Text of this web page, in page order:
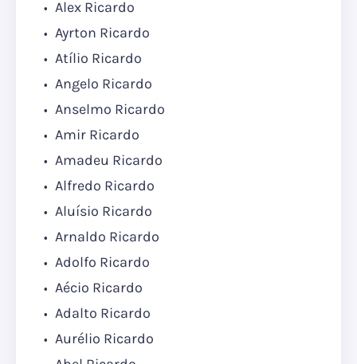
Alex Ricardo
Ayrton Ricardo
Atílio Ricardo
Angelo Ricardo
Anselmo Ricardo
Amir Ricardo
Amadeu Ricardo
Alfredo Ricardo
Aluísio Ricardo
Arnaldo Ricardo
Adolfo Ricardo
Aécio Ricardo
Adalto Ricardo
Aurélio Ricardo